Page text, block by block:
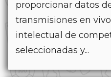
proporcionar datos
transmisiones en
intelectual de
seleccionadas y...